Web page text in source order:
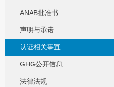
ANAB批准书
声明与承诺
认证相关事宜
GHG公开信息
法律法规